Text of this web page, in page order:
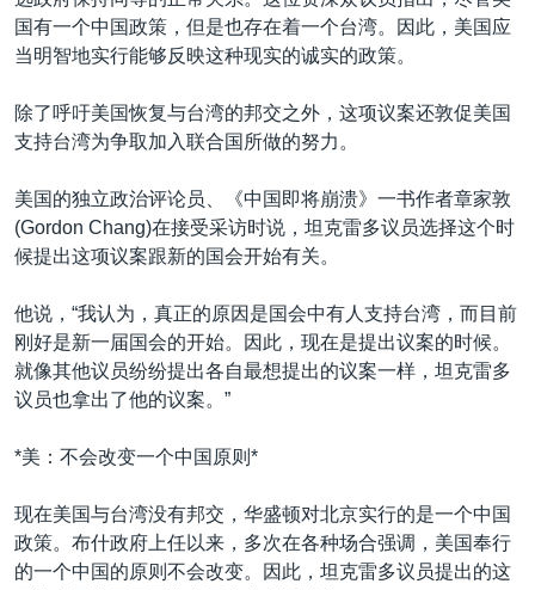
关注新疆
国有一个中国政策，但是也存在着一个台湾。因此，美国应
当明智地实行能够反映这种现实的诚实的政策。
除了呼吁美国恢复与台湾的邦交之外，这项议案还敦促美国
支持台湾为争取加入联合国所做的努力。
美国的独立政治评论员、《中国即将崩溃》一书作者章家敦
(Gordon Chang)在接受采访时说，坦克雷多议员选择这个时
候提出这项议案跟新的国会开始有关。
他说，“我认为，真正的原因是国会中有人支持台湾，而目前
刚好是新一届国会的开始。因此，现在是提出议案的时候。
就像其他议员纷纷提出各自最想提出的议案一样，坦克雷多
议员也拿出了他的议案。”
*美：不会改变一个中国原则*
现在美国与台湾没有邦交，华盛顿对北京实行的是一个中国
政策。布什政府上任以来，多次在各种场合强调，美国奉行
的一个中国的原则不会改变。因此，坦克雷多议员提出的这